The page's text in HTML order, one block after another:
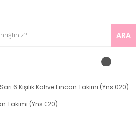
ARA
Sarı 6 Kişilik Kahve Fincan Takımı (Yns 020)